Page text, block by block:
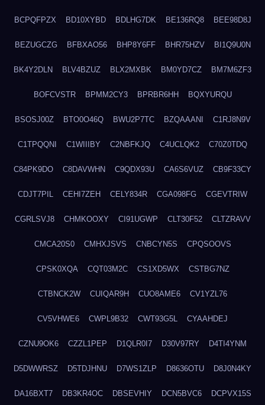
BCPQFPZX BD10XYBD BDLHG7DK BE136RQ8 BEE98D8J
BEZUGCZG BFBXAO56 BHP8Y6FF BHR75HZV BI1Q9U0N
BK4Y2DLN BLV4BZUZ BLX2MXBK BM0YD7CZ BM7M6ZF3
BOFCVSTR BPMM2CY3 BPRBR6HH BQXYURQU
BSOSJ00Z BTO0O46Q BWU2P7TC BZQAAANI C1RJ8N9V
C1TPQQNI C1WIIIBY C2NBFKJQ C4UCLQK2 C70Z0TDQ
C84PK9DO C8DAVWHN C9QDX93U CA6S6VUZ CB9F33CY
CDJT7PIL CEHI7ZEH CELY834R CGA098FG CGEVTRIW
CGRLSVJ8 CHMKOOXY CI91UGWP CLT30F52 CLTZRAVV
CMCA20S0 CMHXJSVS CNBCYN5S CPQSOOVS
CPSK0XQA CQT03M2C CS1XD5WX CSTBG7NZ
CTBNCK2W CUIQAR9H CUO8AME6 CV1YZL76
CV5VHWE6 CWPL9B32 CWT93G5L CYAAHDEJ
CZNU9OK6 CZZL1PEP D1QLR0I7 D30V97RY D4TI4YNM
D5DWWRSZ D5TDJHNU D7WS1ZLP D8636OTU D8J0N4KY
DA16BXT7 DB3KR4OC DBSEVHIY DCN5BVC6 DCPVX15S